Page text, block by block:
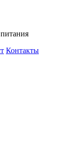
Контакты